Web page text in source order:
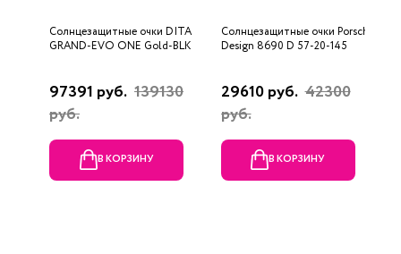
Солнцезащитные очки DITA
GRAND-EVO ONE Gold-BLK
97391 руб. 139130
руб.
В КОРЗИНУ
Солнцезащитные очки Porsche
Design 8690 D 57-20-145
29610 руб. 42300
руб.
В КОРЗИНУ